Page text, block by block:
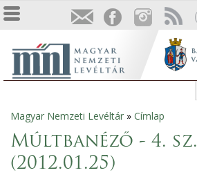
Jelenlegi
hely
Magyar Nemzeti Levéltár » Címlap
Múltbanéző - 4. sz.
(2012.01.25)